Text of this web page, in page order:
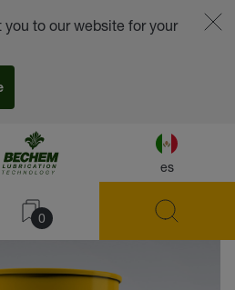
es
0
to our website for your